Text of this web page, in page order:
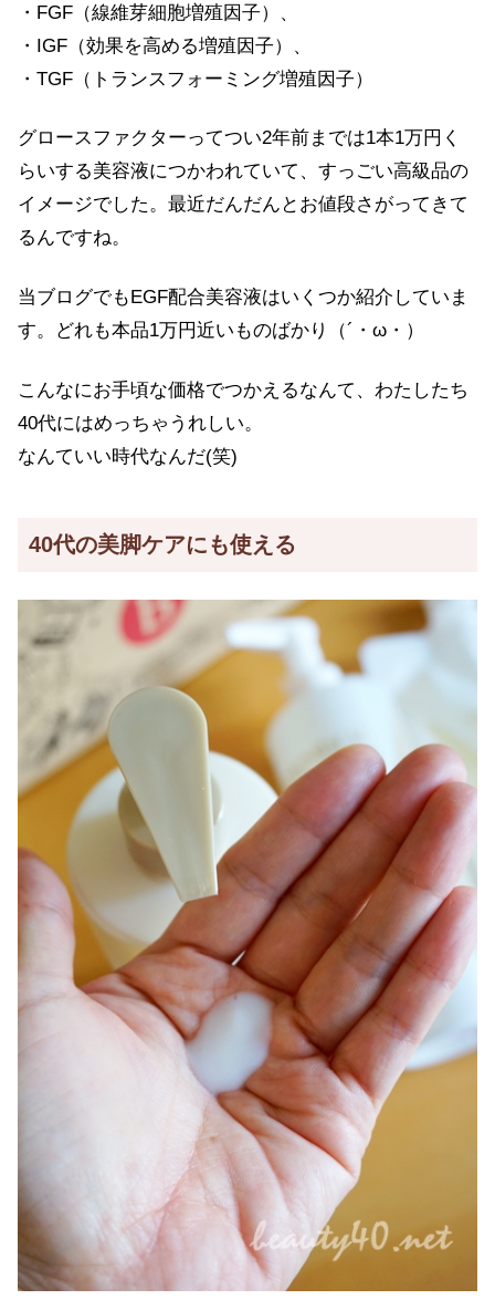
・FGF（線維芽細胞増殖因子）、
・IGF（効果を高める増殖因子）、
・TGF（トランスフォーミング増殖因子）
グロースファクターってつい2年前までは1本1万円く
らいする美容液につかわれていて、すっごい高級品の
イメージでした。最近だんだんとお値段さがってきて
るんですね。
当ブログでもEGF配合美容液はいくつか紹介していま
す。どれも本品1万円近いものばかり（´・ω・）
こんなにお手頃な価格でつかえるなんて、わたしたち
40代にはめっちゃうれしい。
なんていい時代なんだ(笑)
40代の美脚ケアにも使える